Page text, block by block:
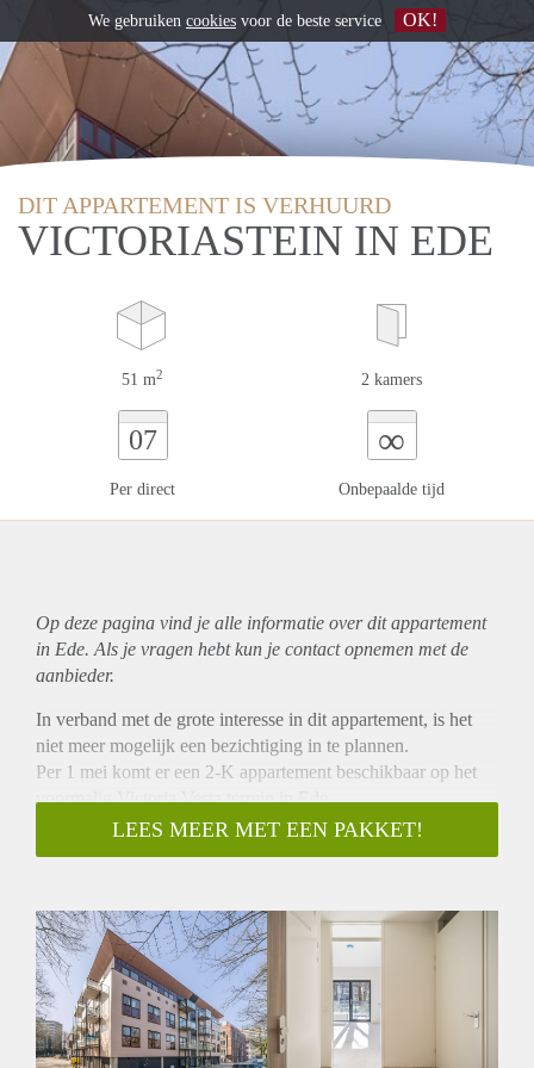
DIT APPARTEMENT IS VERHUURD
VICTORIASTEIN IN EDE
51 m2 2 kamers
07
Per direct
∞
Onbepaalde tijd
Op deze pagina vind je alle informatie over ditappartement
in Ede. Als je vragen hebt kun je contact opnemen met de
aanbieder.
In verband met de grote interesse in dit appartement, is het
niet meer mogelijk een bezichtiging in te plannen.
Per 1 mei komt er een 2-K appartement beschikbaar op het
voormalig Victoria Vesta terrein in Ede.
Het appartement is compleet gerenoveerd en is voorzien van
stadsverwarming.
en A30.
Het appartement beschikt over een eigen belinstallatie met
video en speaker voorziening om de deur beneden in de
centrale hal te openen.
De keuken is voorzien van een composiet werkblad in de
kleur zwart, keramische kookplaat, combimagnetron,
LEES MEER MET EEN PAKKET!
We gebruiken cookies voor de beste service OK!